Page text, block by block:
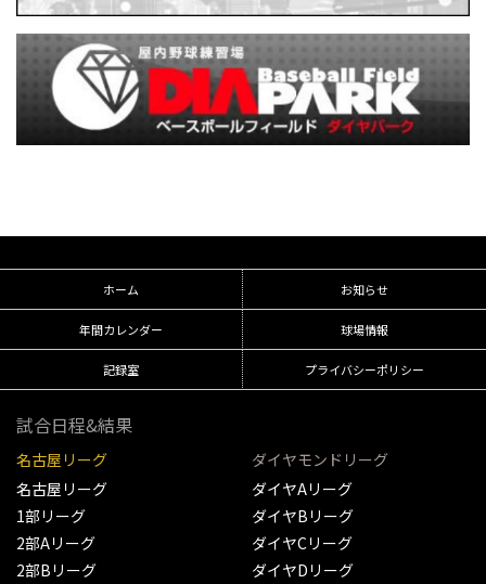
ホーム お知らせ
年間カレンダー 球場情報
記録室 プライバシーポリシー
試合日程&結果
名古屋リーグ
名古屋リーグ
1部リーグ
2部Aリーグ
2部Bリーグ
ダイヤモンドリーグ
ダイヤAリーグ
ダイヤBリーグ
ダイヤCリーグ
ダイヤDリーグ